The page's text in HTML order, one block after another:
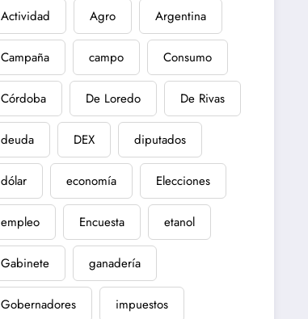
Actividad Agro Argentina
Campaña campo Consumo
Córdoba De Loredo De Rivas
deuda DEX diputados
dólar economía Elecciones
empleo Encuesta etanol
Gabinete ganadería
Gobernadores impuestos